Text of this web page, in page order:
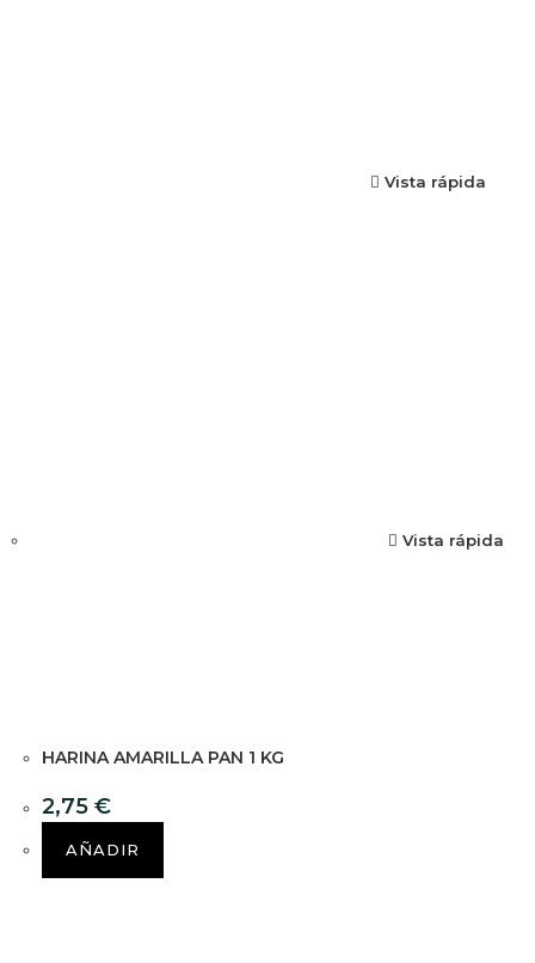
Vista rápida
Vista rápida
HARINA AMARILLA PAN 1 KG
2,75 €
AÑADIR